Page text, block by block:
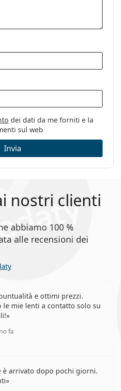
Corsa,
dei dati da me forniti e la
sul web
Invia
nostri clienti
abbiamo 100 %
alle recensioni dei
e ottimi prezzi.
le mie lenti a contatto solo su
fa
è arrivato dopo pochi giorni.